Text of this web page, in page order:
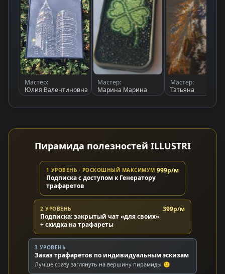
Мастер:
Юлия Валентиновна
Мастер:
Марина Марина
Мастер:
Татьяна
Пирамида полезностей ILLUSTRI
1 УРОВЕНЬ · РОСКОШНЫЙ МАКСИМУМ
Подписка с доступом к Генератору
трафаретов
999р/м
2 УРОВЕНЬ
Подписка: закрытый чат «для своих»
+ скидка на трафареты
399р/м
3 УРОВЕНЬ
Заказ трафаретов по индивидуальным эскизам
Лучше сразу заглянуть на вершину пирамиды 🙂